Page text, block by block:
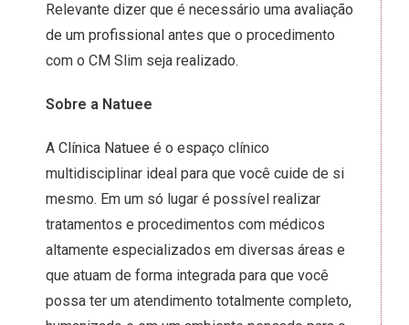
Relevante dizer que é necessário uma avaliação
de um profissional antes que o procedimento
com o CM Slim seja realizado.
Sobre a Natuee
A Clínica Natuee é o espaço clínico
multidisciplinar ideal para que você cuide de si
mesmo. Em um só lugar é possível realizar
tratamentos e procedimentos com médicos
altamente especializados em diversas áreas e
que atuam de forma integrada para que você
possa ter um atendimento totalmente completo,